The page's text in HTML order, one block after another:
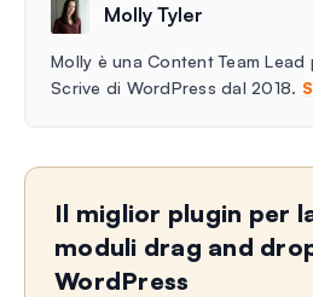
Molly Tyler
Molly è una Content Team Lead
Scrive di WordPress dal 2018.
Il miglior plugin per
moduli drag and
WordPress